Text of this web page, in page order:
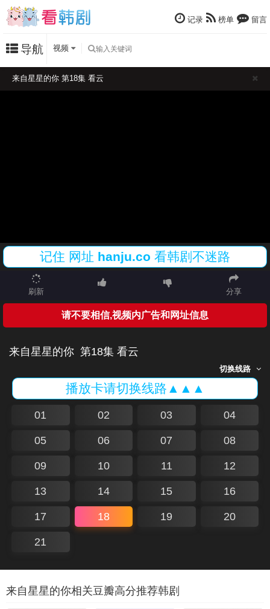
记录 榜单 留言
导航 视频
来自星星的你 第18集 看云
记住 网址 hanju.co 看韩剧不迷路
刷新 分享
请不要相信,视频内广告和网址信息
来自星星的你 第18集 看云
切换线路
播放卡请切换线路▲▲▲
01 02 03 04
05 06 07 08
09 10 11 12
13 14 15 16
17 18 19 20
21
来自星星的你相关豆瓣高分推荐韩剧